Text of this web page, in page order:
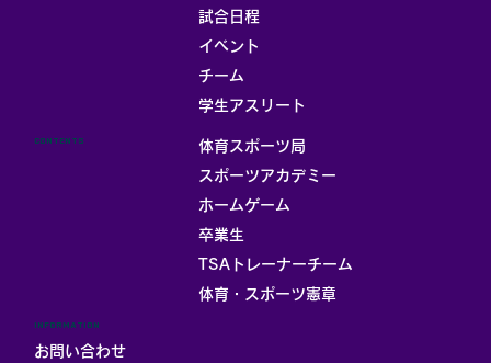
試合日程
イベント
チーム
学生アスリート
体育スポーツ局
スポーツアカデミー
ホームゲーム
卒業生
TSAトレーナーチーム
体育・スポーツ憲章
CONTENTS
INFORMATION
お問い合わせ